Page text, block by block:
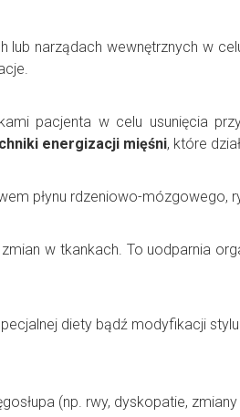
narządach wewnętrznych w
pacjenta w celu usunięcia
energizacji mięśni, które
płynu rdzeniowo-
w tkankach. To uodparnia
diety bądź modyfikacji
(np. rwy, dyskopatie,